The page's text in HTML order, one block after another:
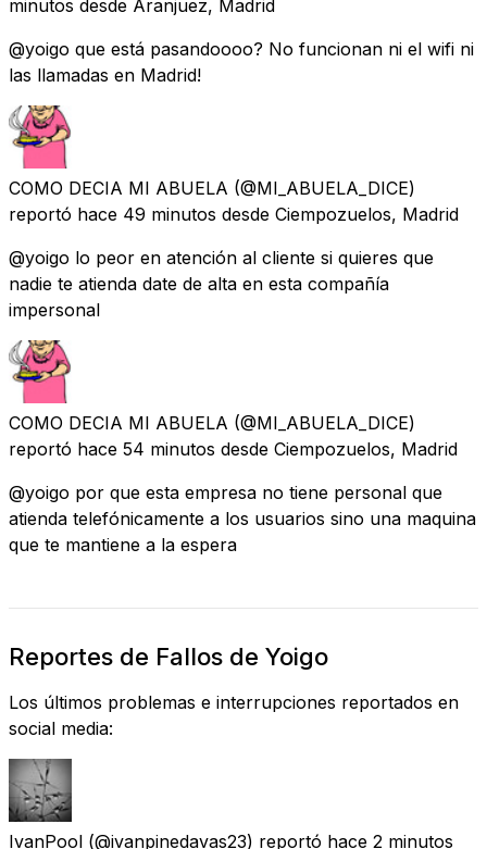
minutos desde Aranjuez, Madrid
@yoigo que está pasandoooo? No funcionan ni el wifi ni
las llamadas en Madrid!
COMO DECIA MI ABUELA (@MI_ABUELA_DICE)
reportó hace 49 minutos desde Ciempozuelos, Madrid
@yoigo lo peor en atención al cliente si quieres que
nadie te atienda date de alta en esta compañía
impersonal
COMO DECIA MI ABUELA (@MI_ABUELA_DICE)
reportó hace 54 minutos desde Ciempozuelos, Madrid
@yoigo por que esta empresa no tiene personal que
atienda telefónicamente a los usuarios sino una maquina
que te mantiene a la espera
Reportes de Fallos de Yoigo
Los últimos problemas e interrupciones reportados en
social media:
IvanPool (@ivanpinedavas23) reportó hace 2 minutos